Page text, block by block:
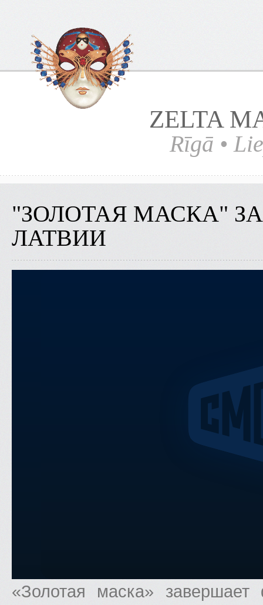
ZELTA
Rīgā •
"ЗОЛОТАЯ МАСКА"
ЛАТВИИ
«Золотая маска»